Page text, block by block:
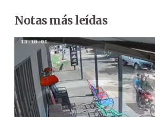
Notas más leídas